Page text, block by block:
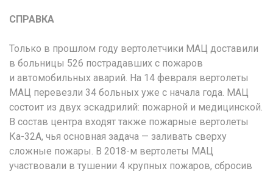
СПРАВКА
Только в прошлом году вертолетчики МАЦ доставили
в больницы 526 пострадавших с пожаров
и автомобильных аварий. На 14 февраля вертолеты
МАЦ перевезли 34 больных уже с начала года. МАЦ
состоит из двух эскадрилий: пожарной и медицинской.
В состав центра входят также пожарные вертолеты
Ка-32А, чья основная задача — заливать сверху
сложные пожары. В 2018-м вертолеты МАЦ
участвовали в тушении 4 крупных пожаров, сбросив